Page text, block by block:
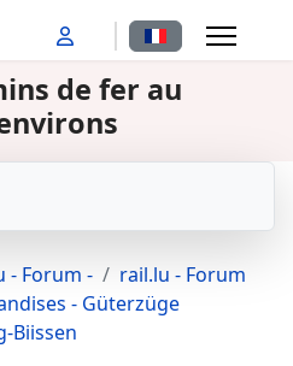
Sélectionnez
de fer au
- Forum -
rail.lu - Forum
- Güterzüge
Biissen